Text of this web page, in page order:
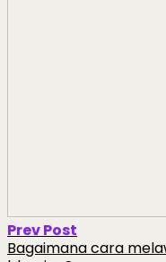
Prev Post
Bagaimana cara